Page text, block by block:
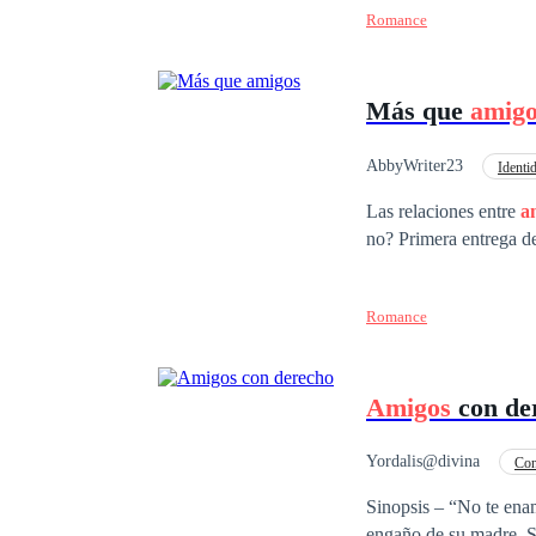
deles pare antes da música acabar. Naquela noite, chovia. E o céu
para. E o amor... às vezes, continua em outro
Romance
Más que
AbbyWriter23
Las relaciones entre
no? Primera entrega
Romance
Amigos con
Yordalis@divina
Sinopsis – “No te enamores de mí” Elena Vargas llega a Nueva